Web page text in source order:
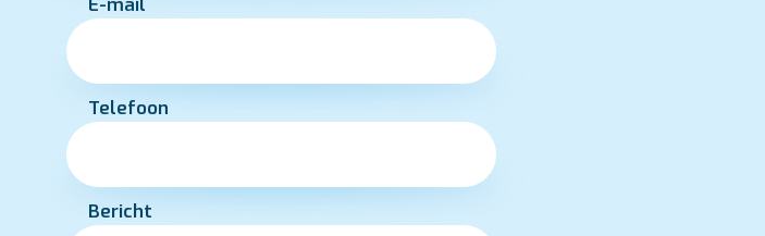
Telefoon
Bericht